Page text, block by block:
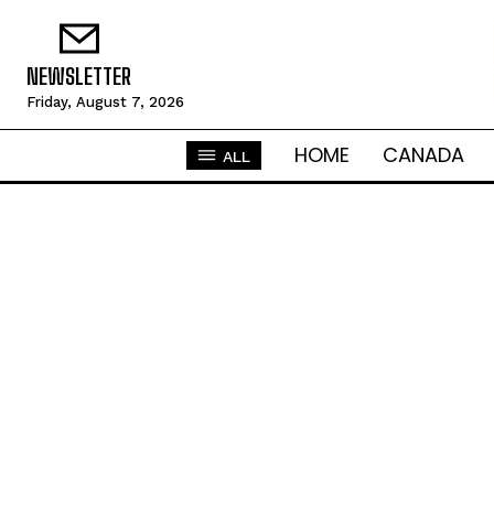
NEWSLETTER
Friday, August 7, 2026
ALL HOME CANADA